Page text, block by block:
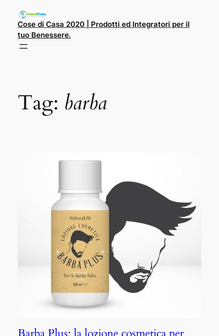
Cose di Casa 2020 | Prodotti ed Integratori per il
tuo Benessere.
Tag: barba